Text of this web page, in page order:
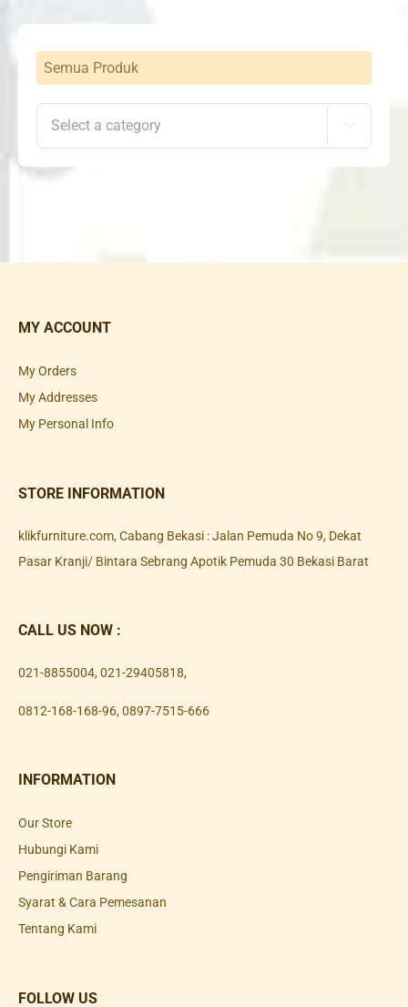
Semua Produk

MY ACCOUNT
My Orders
My Addresses
My Personal Info
STORE INFORMATION
klikfurniture.com, Cabang Bekasi : Jalan Pemuda No 9, Dekat
Pasar Kranji/ Bintara Sebrang Apotik Pemuda 30 Bekasi Barat
CALL US NOW :
021-8855004, 021-29405818,
0812-168-168-96, 0897-7515-666
INFORMATION
Our Store
Hubungi Kami
Pengiriman Barang
Syarat & Cara Pemesanan
Tentang Kami
FOLLOW US